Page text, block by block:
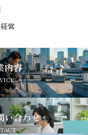
営
内容
い合わせ